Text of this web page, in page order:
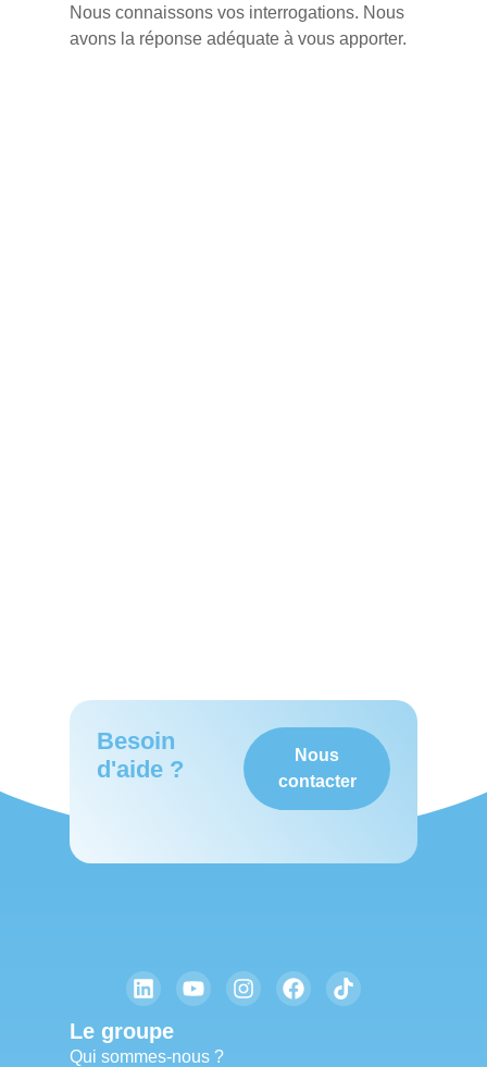
Nous connaissons vos interrogations. Nous
avons la réponse adéquate à vous apporter.
Besoin
d'aide ?
Nous
contacter
Le groupe
Qui sommes-nous ?